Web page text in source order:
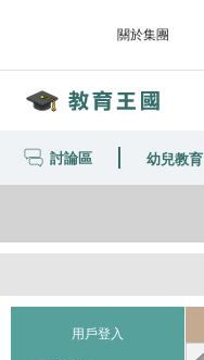
關於集團
討論區 幼兒教育
用戶登入